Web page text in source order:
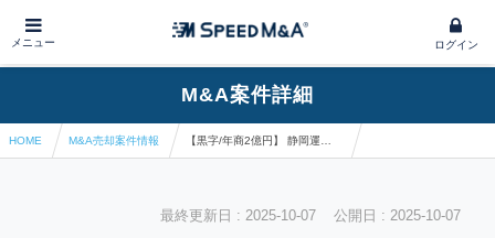
メニュー ログイン
M&A案件詳細
HOME M&A売却案件情報
最終更新日 : 2025-10-07 公開日 : 2025-10-07